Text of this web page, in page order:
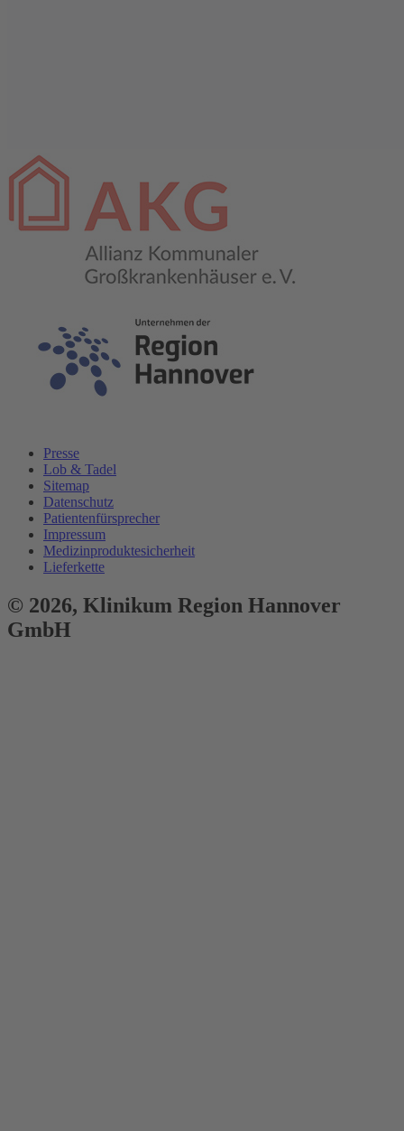
Presse
Lob & Tadel
Sitemap
Datenschutz
Patientenfürsprecher
Impressum
Medizinproduktesicherheit
Lieferkette
© 2026, Klinikum Region Hannover
GmbH